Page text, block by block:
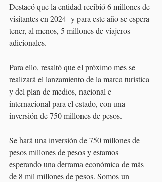
Destacó que la entidad recibió 6 millones de
visitantes en 2024  y para este año se espera
tener, al menos, 5 millones de viajeros
adicionales.
Para ello, resaltó que el próximo mes se
realizará el lanzamiento de la marca turística
y del plan de medios, nacional e
internacional para el estado, con una
inversión de 750 millones de pesos.
Se hará una inversión de 750 millones de
pesos millones de pesos y estamos
esperando una derrama económica de más
de 8 mil millones de pesos. Somos un